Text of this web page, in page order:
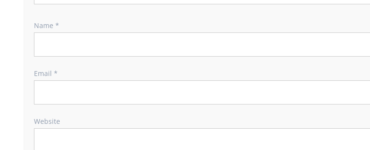
Name *
Email *
Website